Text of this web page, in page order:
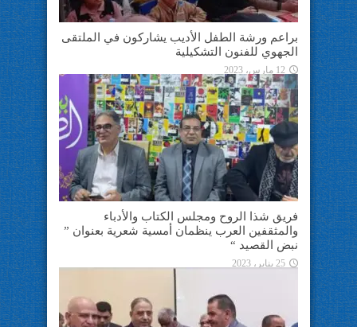
براعم ورشة الطفل الأديب يشاركون في الملتقى
الجهوي للفنون التشكيلية
12 مارس، 2023
فريق شذا الروح ومجلس الكتاب والأدباء
والمثقفين العرب ينظمان أمسية شعرية بعنوان ”
نبض القصيد “
25 يناير، 2023